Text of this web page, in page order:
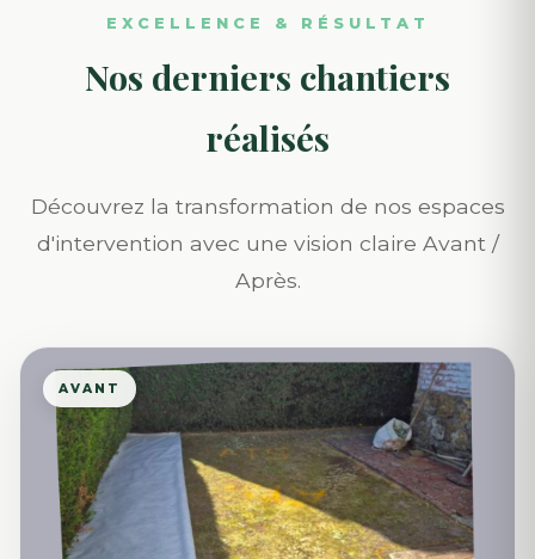
EXCELLENCE & RÉSULTAT
Nos derniers chantiers
réalisés
Découvrez la transformation de nos espaces
d'intervention avec une vision claire Avant /
Après.
AVANT